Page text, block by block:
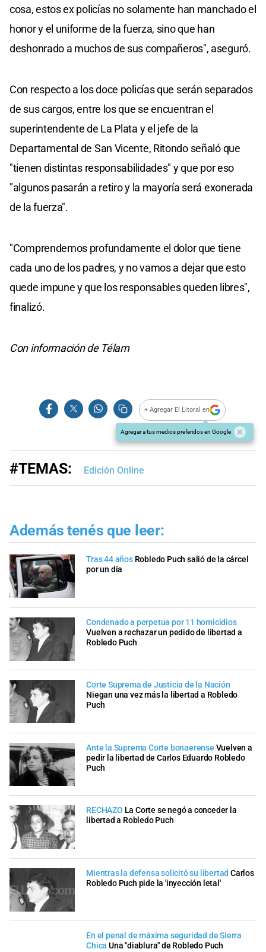
cosa, estos ex policías no solamente han manchado el
honor y el uniforme de la fuerza, sino que han
deshonrado a muchos de sus compañeros", aseguró.
Con respecto a los doce policías que serán separados
de sus cargos, entre los que se encuentran el
superintendente de La Plata y el jefe de la
Departamental de San Vicente, Ritondo señaló que
"tienen distintas responsabilidades" y que por eso
"algunos pasarán a retiro y la mayoría será exonerada
de la fuerza".
"Comprendemos profundamente el dolor que tiene
cada uno de los padres, y no vamos a dejar que esto
quede impune y que los responsables queden libres",
finalizó.
Con información de Télam
+ Agregar El Litoral en
Agregar a tus medios preferidos en Google
#TEMAS: Edición Online
Además tenés que leer:
Tras 44 años Robledo Puch salió de la cárcel
por un día
Condenado a perpetua por 11 homicidios
Vuelven a rechazar un pedido de libertad a
Robledo Puch
Corte Suprema de Justicia de la Nación
Niegan una vez más la libertad a Robledo
Puch
Ante la Suprema Corte bonaerense Vuelven a
pedir la libertad de Carlos Eduardo Robledo
Puch
RECHAZO La Corte se negó a conceder la
libertad a Robledo Puch
Mientras la defensa solicitó su libertad Carlos
Robledo Puch pide la 'inyección letal'
En el penal de máxima seguridad de Sierra
Chica Una "diablura" de Robledo Puch